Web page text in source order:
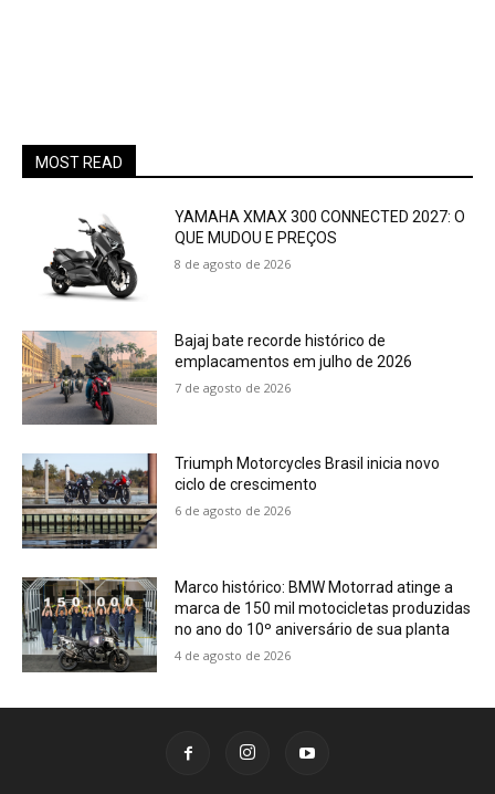
MOST READ
YAMAHA XMAX 300 CONNECTED 2027: O
QUE MUDOU E PREÇOS
8 de agosto de 2026
Bajaj bate recorde histórico de
emplacamentos em julho de 2026
7 de agosto de 2026
Triumph Motorcycles Brasil inicia novo
ciclo de crescimento
6 de agosto de 2026
Marco histórico: BMW Motorrad atinge a
marca de 150 mil motocicletas produzidas
no ano do 10º aniversário de sua planta
4 de agosto de 2026